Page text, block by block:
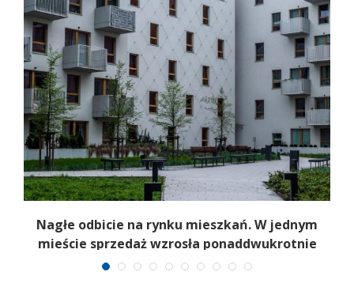
Nagłe odbicie na rynku mieszkań. W jednym
mieście sprzedaż wzrosła ponaddwukrotnie